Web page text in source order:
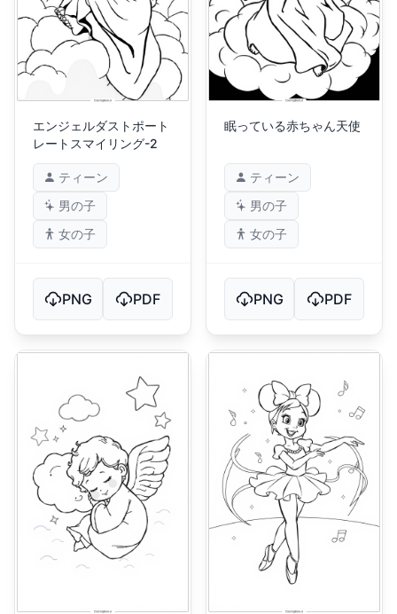
エンジェルダストポート
レートスマイリング-2
ティーン
男の子
女の子
PNG PDF
眠っている赤ちゃん天使
ティーン
男の子
女の子
PNG PDF